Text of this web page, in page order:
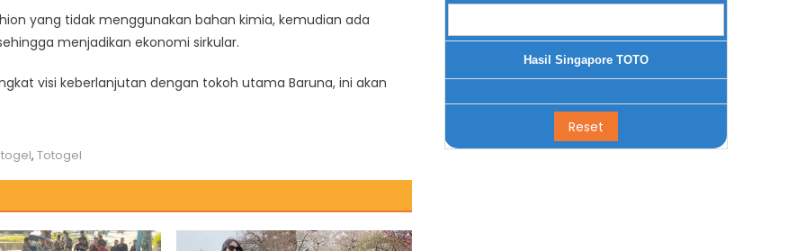
yang tidak menggunakan bahan kimia, kemudian ada
menjadikan ekonomi sirkular.
visi keberlanjutan dengan tokoh utama Baruna, ini akan
, Totogel
Hasil Singapore TOTO